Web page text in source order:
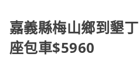
嘉義縣梅山鄉到墾
座包車$5960